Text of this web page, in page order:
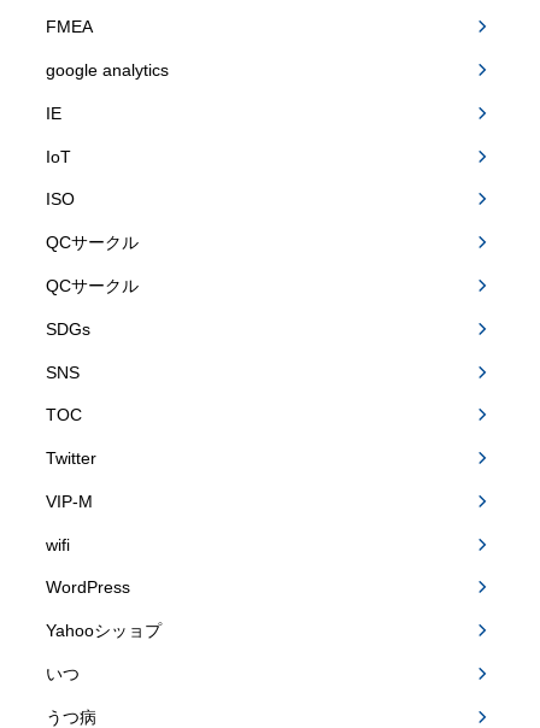
FMEA
google analytics
IE
IoT
ISO
QCサークル
QCサークル
SDGs
SNS
TOC
Twitter
VIP-M
wifi
WordPress
Yahooシッョプ
いつ
うつ病